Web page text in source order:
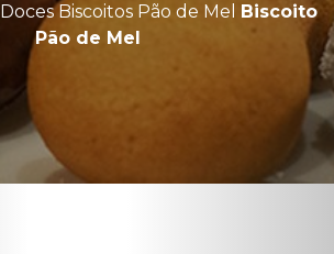
Doces Biscoitos Pão de Mel Biscoito
Pão de Mel